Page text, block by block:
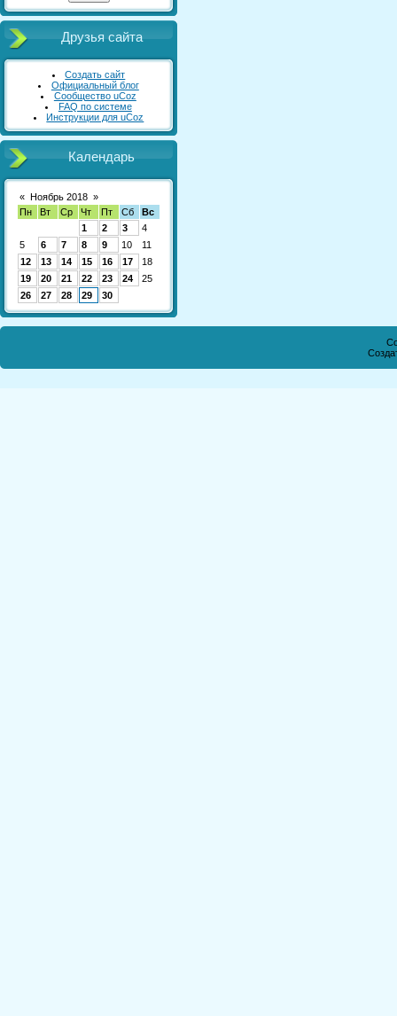
Друзья сайта
Создать сайт
Официальный блог
Сообщество uCoz
FAQ по системе
Инструкции для uCoz
Календарь
« Ноябрь 2018 »
Пн
Вт Ср Чт Пт Сб
Вс
1
2 3
4
5
6 7 8 9 10
11
12
13 14 15 16 17
18
19
20 21 22 23 24
25
26
27 28 29 30